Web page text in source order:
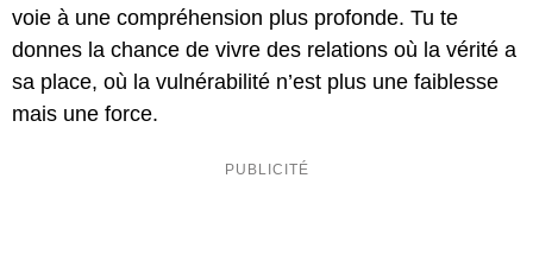
voie à une compréhension plus profonde. Tu te
donnes la chance de vivre des relations où la vérité a
sa place, où la vulnérabilité n’est plus une faiblesse
mais une force.